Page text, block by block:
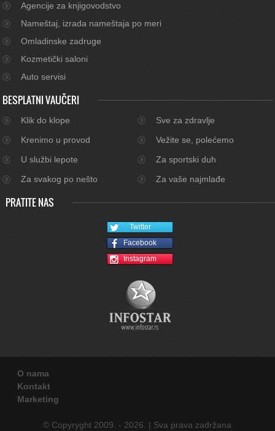
Agencije za knjigovodstvo
Nameštaj, izrada nameštaja po meri
Omladinske zadruge
Kozmetički saloni
Auto servisi
BESPLATNI VAUČERI
Klik do klope
Sve za zdravlje
Krenimo u provod
Vežite se, polećemo
U službi lepote
Za sportski duh
Za svakog po nešto
Za vaše najmlađe
PRATITE NAS
Twitter
Facebook
Instagram
O nama
Kontakt
Marketing
© Copyryght 2009. - 2026. | Sva prava zadržana